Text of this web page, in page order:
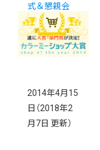
式＆懇親会
2014年4月15
日 （2018年2
月7日 更新）